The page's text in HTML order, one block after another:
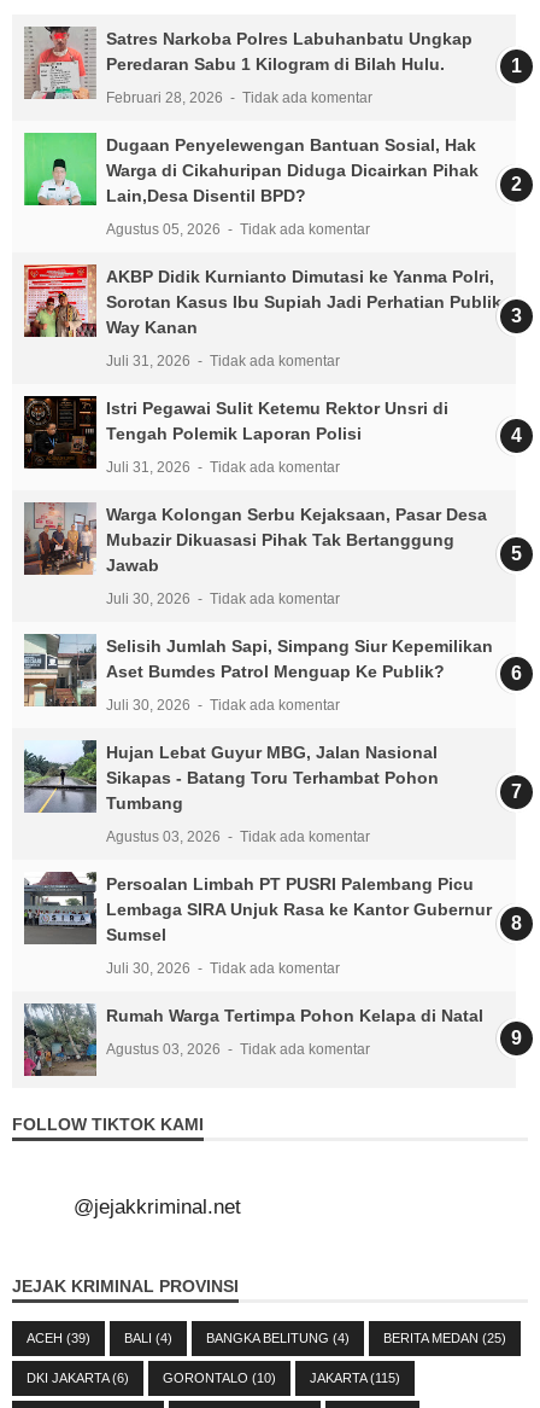
Satres Narkoba Polres Labuhanbatu Ungkap
Peredaran Sabu 1 Kilogram di Bilah Hulu.
Februari 28, 2026 Tidak ada komentar
Dugaan Penyelewengan Bantuan Sosial, Hak
Warga di Cikahuripan Diduga Dicairkan Pihak
Lain,Desa Disentil BPD?
Agustus 05, 2026 Tidak ada komentar
AKBP Didik Kurnianto Dimutasi ke Yanma Polri,
Sorotan Kasus Ibu Supiah Jadi Perhatian Publik
Way Kanan
Juli 31, 2026 Tidak ada komentar
Istri Pegawai Sulit Ketemu Rektor Unsri di
Tengah Polemik Laporan Polisi
Juli 31, 2026 Tidak ada komentar
Warga Kolongan Serbu Kejaksaan, Pasar Desa
Mubazir Dikuasasi Pihak Tak Bertanggung
Jawab
Juli 30, 2026 Tidak ada komentar
Selisih Jumlah Sapi, Simpang Siur Kepemilikan
Aset Bumdes Patrol Menguap Ke Publik?
Juli 30, 2026 Tidak ada komentar
Hujan Lebat Guyur MBG, Jalan Nasional
Sikapas - Batang Toru Terhambat Pohon
Tumbang
Agustus 03, 2026 Tidak ada komentar
Persoalan Limbah PT PUSRI Palembang Picu
Lembaga SIRA Unjuk Rasa ke Kantor Gubernur
Sumsel
Juli 30, 2026 Tidak ada komentar
Rumah Warga Tertimpa Pohon Kelapa di Natal
Agustus 03, 2026 Tidak ada komentar
FOLLOW TIKTOK KAMI
@jejakkriminal.net
JEJAK KRIMINAL PROVINSI
ACEH (39) BALI (4) BANGKA BELITUNG (4) BERITA MEDAN (25)
DKI JAKARTA(6) GORONTALO (10) JAKARTA(115)